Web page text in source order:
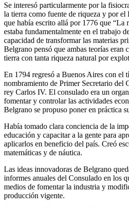
Se interesó particularmente por la
la tierra como fuente de riqueza y por
que había escrito allá por 1776 que “La
estaba fundamentalmente en el trabajo
capacidad de transformar las materias
Belgrano pensó que ambas teorías eran
tierra con tanta riqueza natural por
En 1794 regresó a Buenos Aires con el
nombramiento de Primer Secretario del
rey Carlos IV. El consulado era un
fomentar y controlar las actividades
Belgrano se propuso poner en práctica
Había tomado clara conciencia de la
educación y capacitar a la gente para
aplicarlos en beneficio del país. Creó
matemáticas y de náutica.
Las ideas innovadoras de Belgrano
informes anuales del Consulado en los
medios de fomentar la industria y
producción vigente.